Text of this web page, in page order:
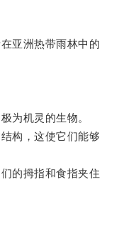
亚洲热带雨林中的
机灵的生物。
构，这使它们能够
的拇指和食指夹住